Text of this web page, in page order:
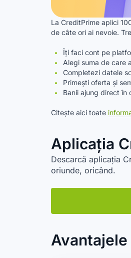
La CreditPrime aplici
de câte ori ai nevoie.
Îți faci cont pe
Alegi suma de care
Completezi datele
Primești oferta și
Banii ajung direct în
Citește aici toate
Aplicația
Descarcă aplicația
oriunde, oricând.